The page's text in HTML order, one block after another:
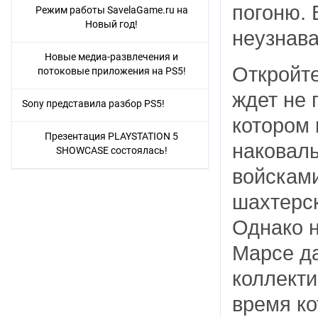
погоню.
ждет не
Однако
Марсе
время
Режим работы SavelaGame.ru на
Новый год!
Новые медиа-развлечения и
потоковые приложения на PS5!
Sony представила разбор PS5!
Презентация PLAYSTATION 5
SHOWCASE состоялась!